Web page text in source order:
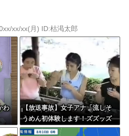
xx/xx(月) ID:枯渇太郎
わ
【放送事故】女子アナ「流しそ
うめん初体験します！ズズッズ
ッ…ズッ………ゲホォッ！」